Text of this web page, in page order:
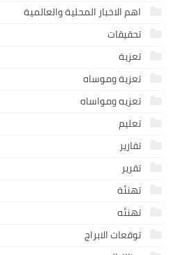
اهم الاخبار المحلية والعالمية
تحقيقات
تعزية
تعزية وموساه
تعزيه ومواساه
تعليم
تقارير
تقرير
تهنئة
تهنئه
توقعات الابراج